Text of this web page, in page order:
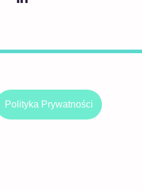
Polityka Prywatności